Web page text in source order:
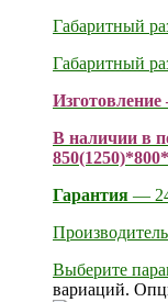
Габаритный
Габаритный
В наличии в
Гарантия —
Выберите
вариаций.